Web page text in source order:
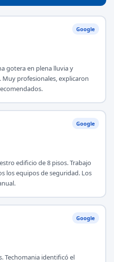
Google
gotera en plena lluvia y
profesionales, explicaron
Google
edificio de 8 pisos. Trabajo
los equipos de seguridad. Los
Google
Techomania identificó el